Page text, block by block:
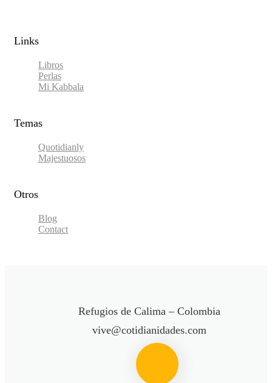
Links​
Libros
Perlas
Mi Kabbala
Temas
Quotidianly
Majestuosos
Otros
Blog
Contact
Refugios de Calima – Colombia
vive@cotidianidades.com